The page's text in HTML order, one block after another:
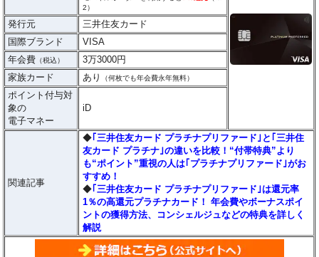
2）
発行元
三井住友カード
国際ブランド
VISA
年会費 （税込）
3万3000円
家族カード
あり （何枚でも年会費永年無料）
ポイント付与対
象の
電子マネー
iD
関連記事
◆ ｢三井住友カード プラチナプリファード｣と｢三井住
友カード プラチナ｣の違いを比較！“付帯特典”より
も“ポイント”重視の人は｢プラチナプリファード｣がお
すすめ！
◆ ｢三井住友カード プラチナプリファード｣は還元率
1％の高還元プラチナカード！ 年会費やボーナスポイ
ントの獲得方法、コンシェルジュなどの特典を詳しく
解説